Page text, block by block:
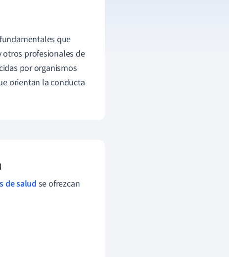
que
profesionales de
por organismos
orientan la conducta
de salud se ofrezcan